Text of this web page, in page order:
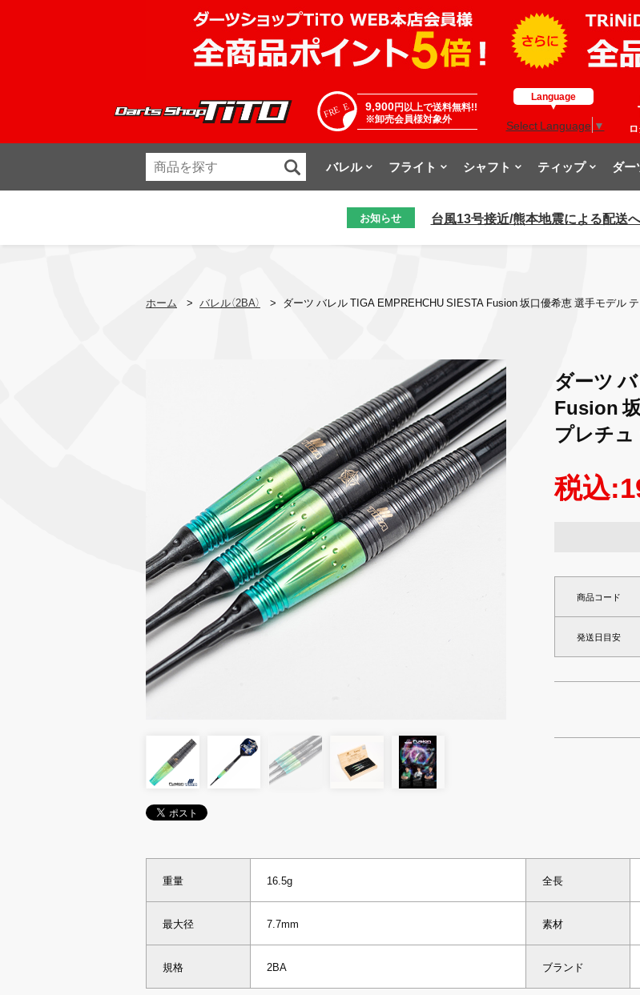
9,900円以上で送料無料!!
※卸売会員様対象外
Language
Select Language ▼
バレル フライト シャフト ティップ ダー
お知らせ 台風13号接近/熊本地震による配送
ホーム > バレル（2BA） > ダーツ バレル TIGA EMPREHCHU SIESTA Fusion 坂口優希恵 選手モデル
ダーツ
Fusion
プレチ
税込
商品コード
発送日目安
重量 16.5g
最大径 7.7mm
規格 2BA
全長
素材
ブランド